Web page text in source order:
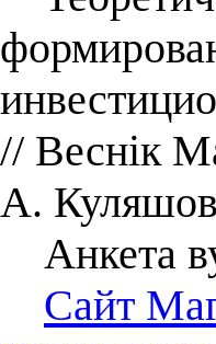
// Веснік
А.
Анкета
Сайт